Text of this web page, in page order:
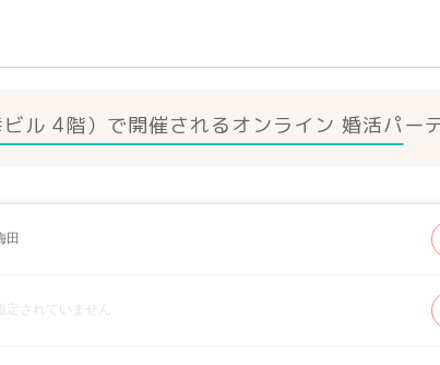
ル 4階）で開催されるオンライン 婚活パー
田
指定されていません